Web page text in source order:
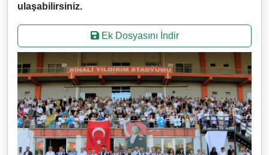
ulaşabilirsiniz.
Ek Dosyasını İndir